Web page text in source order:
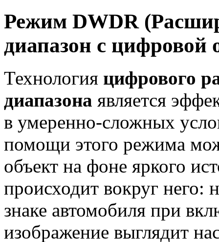
Режим DWDR
диапазон с цифровой
Технология цифрового
диапазона является
в умеренно-сложных
помощи этого режима
объект на фоне яркого
происходит вокруг
знаке автомобиля при
изображение выглядит